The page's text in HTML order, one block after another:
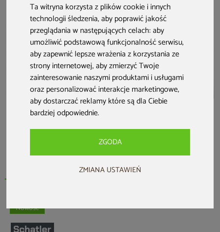
Ta witryna korzysta z plików cookie i innych
technologii śledzenia, aby poprawić jakość
przeglądania w następujących celach:aby
umożliwić podstawową funkcjonalność serwisu,
aby zapewnić lepsze wrażenia z korzystania ze
strony internetowej,aby zmierzyć Twoje
zainteresowanie naszymi produktami i usługami
oraz personalizować interakcje marketingowe,
aby dostarczać reklamy które są dla Ciebie
bardziej odpowiednie.
ZGODA
ZMIANA USTAWIEŃ
Nowość